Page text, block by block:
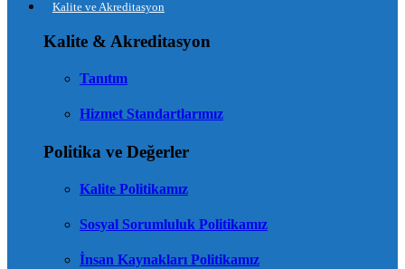
Kalite ve Akreditasyon
Kalite & Akreditasyon
Tanıtım
Hizmet Standartlarımız
Politika ve Değerler
Kalite Politikamız
Sosyal Sorumluluk Politikamız
İnsan Kaynakları Politikamız